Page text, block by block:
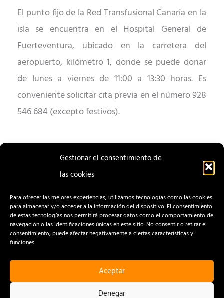
Gestionar el consentimiento de
las cookies
Para ofrecer las mejores experiencias, utilizamos tecnologías como las cookies
para almacenar y/o acceder a la información del dispositivo. El consentimiento
de estas tecnologías nos permitirá procesar datos como el comportamiento de
navegación o las identificaciones únicas en este sitio. No consentir o retirar el
consentimiento, puede afectar negativamente a ciertas características y
funciones.
Aceptar
Denegar
El punto fijo de la Red Transfusional Canaria en la
isla se encuentra en el Hospital General de
Fuerteventura, ubicado en la carretera del
aeropuerto, kilómetro 1, donde se puede donar
de lunes a viernes de 11:00 a 13:30 horas. Es
conveniente solicitar cita previa en el número 928
546 684 (excepto festivos).
ENTRADA
CONTACTO
AVISO LEGAL